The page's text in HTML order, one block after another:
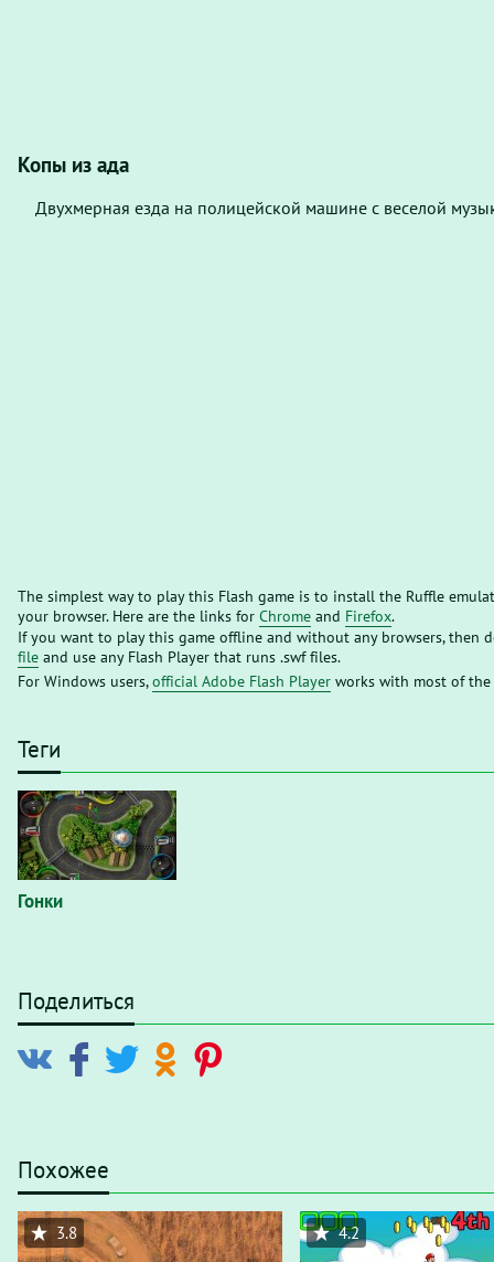
Копы из ада
Двухмерная езда на полицейской машине с веселой
The simplest way to play this Flash game is to install the Ruffle
your browser. Here are the links for Chrome and Firefox.
If you want to play this game offline and without any browsers, then
file and use any Flash Player that runs .swf files.
For Windows users,official Adobe Flash Player works with most of the
Теги
Гонки
Поделиться
Похожее
3.8 4.2